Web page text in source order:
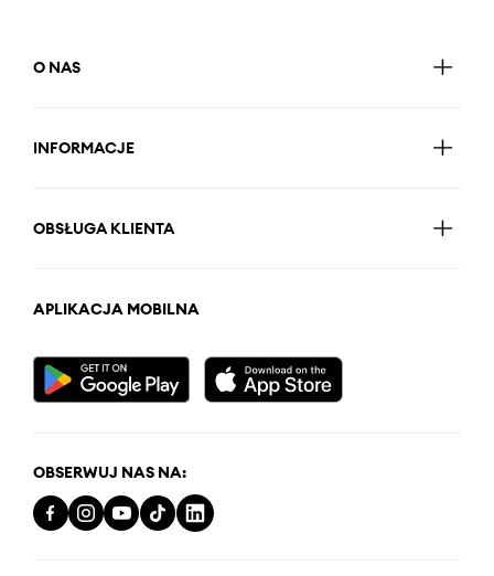
O NAS
INFORMACJE
OBSŁUGA KLIENTA
APLIKACJA MOBILNA
OBSERWUJ NAS NA: